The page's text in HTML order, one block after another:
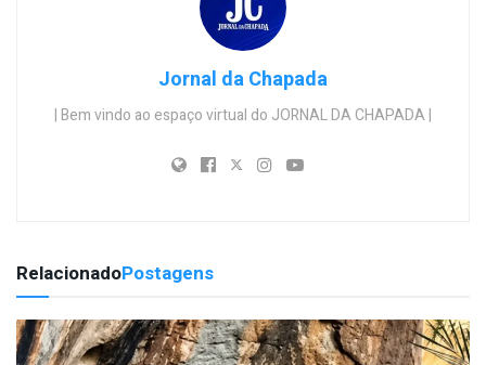
Jornal da Chapada
| Bem vindo ao espaço virtual do JORNAL DA CHAPADA |
RelacionadoPostagens